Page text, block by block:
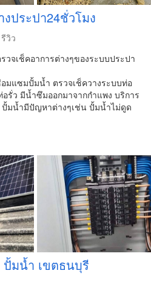
ประปา24ชั่วโมง
วิว
จเช็คอาการต่างๆของระบบประปา
มแซมปั้มน้ำ ตรวจเช็ควางระบบท่อ
รั่ว มีน้ำซึมออกมาจากกำแพง บริการ
มน้ำมีปัญหาต่างๆเช่น ปั้มน้ำไม่ดูด
ปั้มน้ำ เขตธนบุรี